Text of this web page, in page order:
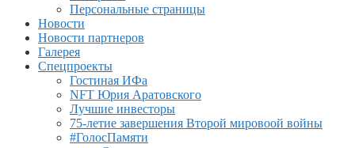
Персональные страницы
Новости
Новости партнеров
Галерея
Спецпроекты
Гостиная ИФа
NFT Юрия Аратовского
Лучшие инвесторы
75-летие завершения Второй мировоой войны
#ГолосПамяти